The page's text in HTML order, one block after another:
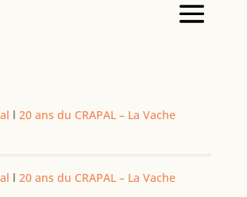
l 20 ans du CRAPAL – La Vache
l 20 ans du CRAPAL – La Vache